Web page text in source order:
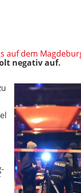
auf dem
negativ auf.